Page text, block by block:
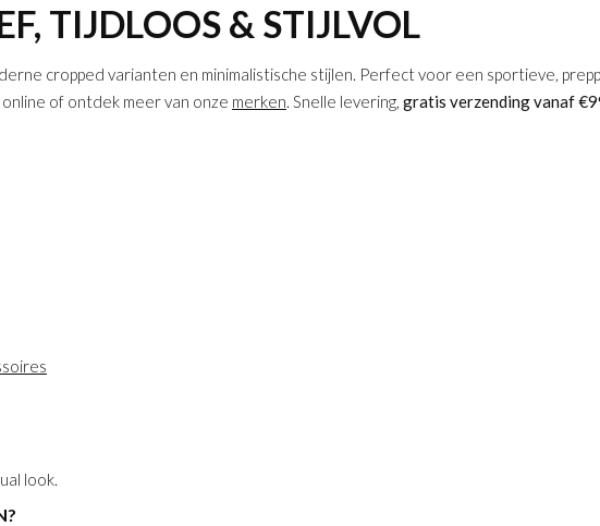
TIJDLOOS & STIJLVOL
cropped varianten en minimalistische stijlen. Perfect voor een sportieve,
online of ontdek meer van onze merken. Snelle levering, gratis verzending vanaf
look.